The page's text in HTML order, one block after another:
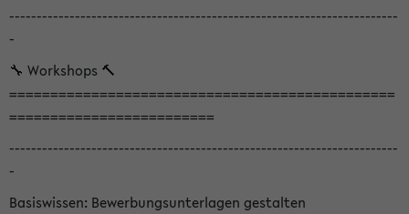
-----------------------------------------------------------------------
-
🔧 Workshops 🔨
===============================================
=========================
-----------------------------------------------------------------------
-
Basiswissen: Bewerbungsunterlagen gestalten